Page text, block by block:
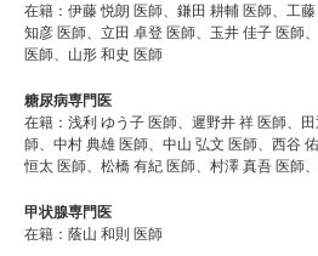
在籍：伊藤 悦朗 医師、鎌田 耕輔 医師、工
知彦 医師、立田 卓登 医師、玉井 佳子 医師
医師、山形 和史 医師
糖尿病専門医
在籍：浅利 ゆう子 医師、遲野井 祥 医師、
師、中村 典雄 医師、中山 弘文 医師、西谷
恒太 医師、松橋 有紀 医師、村澤 真吾 医師
甲状腺専門医
在籍：蔭山 和則 医師